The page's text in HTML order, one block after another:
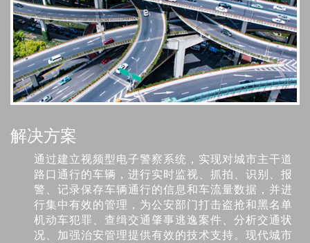
解决方案
通过建立视频型电子警察系统，实现对城市主干道
路口通行的车辆，进行实时监视、抓拍、识别、报
警、记录保存车辆通行的信息和车流量数据，并进
行集中有效的管理，为公安部门打击盗抢和黑名单
机动车犯罪、查缉交通肇事逃逸案件、分析交通状
况、加强治安管理提供有效的技术支持。现代城市